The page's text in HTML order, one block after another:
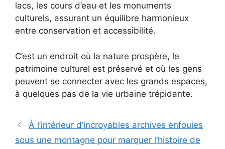
lacs, les cours d’eau et les monuments
culturels, assurant un équilibre harmonieux
entre conservation et accessibilité.
C’est un endroit où la nature prospère, le
patrimoine culturel est préservé et où les gens
peuvent se connecter avec les grands espaces,
à quelques pas de la vie urbaine trépidante.
À l’intérieur d’incroyables archives enfouies
sous une montagne pour marquer l’histoire de